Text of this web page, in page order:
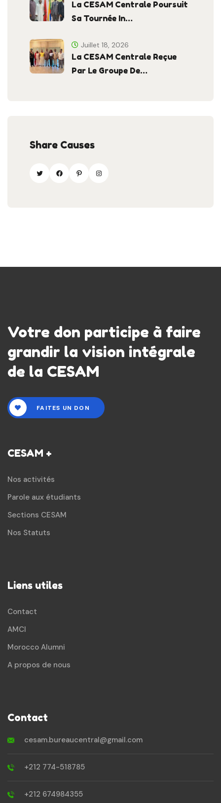
La CESAM Centrale Poursuit
Sa Tournée In…
La CESAM Centrale Reçue
Par Le Groupe De…
Juillet 18, 2026
Share Causes
Votre don participe à faire
grandir la vision intégrale
de la CESAM
FAITES UN DON
CESAM +
Nos activités
Parole aux étudiants
Sections CESAM
Nos Statuts
Liens utiles
Contact
AMCI
Morocco Alumni
A propos de nous
Contact
cesam.bureaucentral@gmail.com
+212 774-518785
+212 674984355